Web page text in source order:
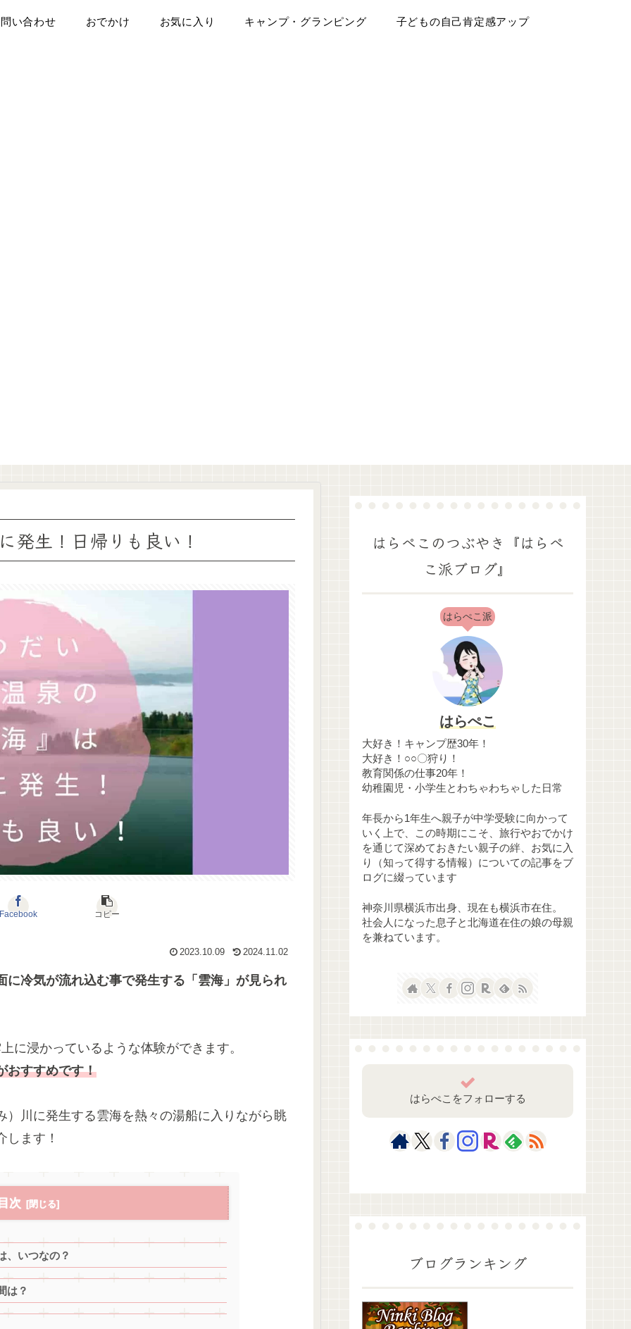
い合わせ おでかけ お気に入り キャンプ・グランピング 子どもの自己肯定感アップ
発生！日帰りも良い！
Facebook コピー
2023.10.09 2024.11.02
冷気が流れ込む事で発生する「雲海」が見られ
浸かっているような体験ができます。
おすすめです！
川に発生する雲海を熱々の湯船に入りながら眺
ます！
次
、いつなの？
は？
はらぺこのつぶやき『はらぺ
こ派ブログ』
はらぺこ派
はらぺこ
大好き！キャンプ歴30年！
大好き！○○〇狩り！
教育関係の仕事20年！
幼稚園児・小学生とわちゃわちゃした日常
年長から1年生へ親子が中学受験に向かって
いく上で、この時期にこそ、旅行やおでかけ
を通じて深めておきたい親子の絆、お気に入
り（知って得する情報）についての記事をブ
ログに綴っています
神奈川県横浜市出身、現在も横浜市在住。
社会人になった息子と北海道在住の娘の母親
を兼ねています。
はらぺこをフォローする
ブログランキング